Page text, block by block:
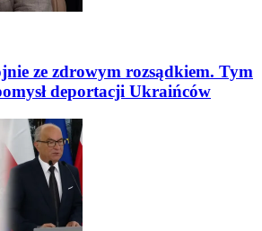
ze zdrowym rozsądkiem. Tym
deportacji Ukraińców